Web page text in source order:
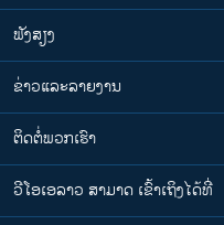
ຟັງສຽງ
ຂ່າວແລະລາຍງານ
ຕິດຕໍ່ພວກເຮົາ
ວີໂອເອລາວ ສາມາດ ເຂົ້າເຖິງໄດ້ທີ່